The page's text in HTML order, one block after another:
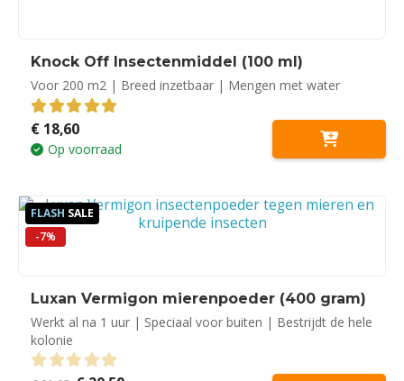
Knock Off Insectenmiddel (100 ml)
Voor 200 m2 | Breed inzetbaar | Mengen met water
5.00out of 5
€ 18,60
Op voorraad
FLASH SALE
-7%
Luxan Vermigon mierenpoeder (400 gram)
Werkt al na 1 uur | Speciaal voor buiten | Bestrijdt de hele
kolonie